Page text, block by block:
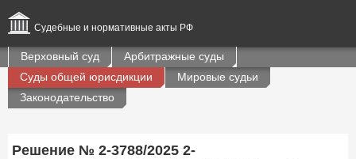
Судебные и нормативные акты РФ
Верховный суд
Арбитражные суды
Суды общей юрисдикции
Мировые судьи
Законодательство
Решение № 2-3788/2025 2-